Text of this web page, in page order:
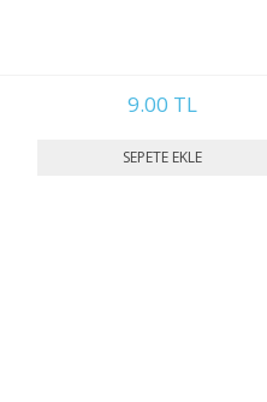
9.00 TL